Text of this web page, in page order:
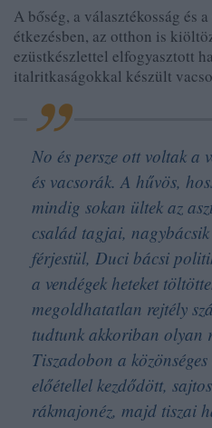
A bőség, a választékosság és
étkezésben, az otthon is
ezüstkészlettel elfogyasztott
italritkaságokkal készült
No és persze ott voltak a
és vacsorák. A hűvös,
mindig sokan ültek az
család tagjai,
férjestül, Duci bácsi
a vendégek heteket
megoldhatatlan rejtély
tudtunk akkoriban olyan
Tiszadobon a
előétellel kezdődött,
rákmajonéz, majd tiszai